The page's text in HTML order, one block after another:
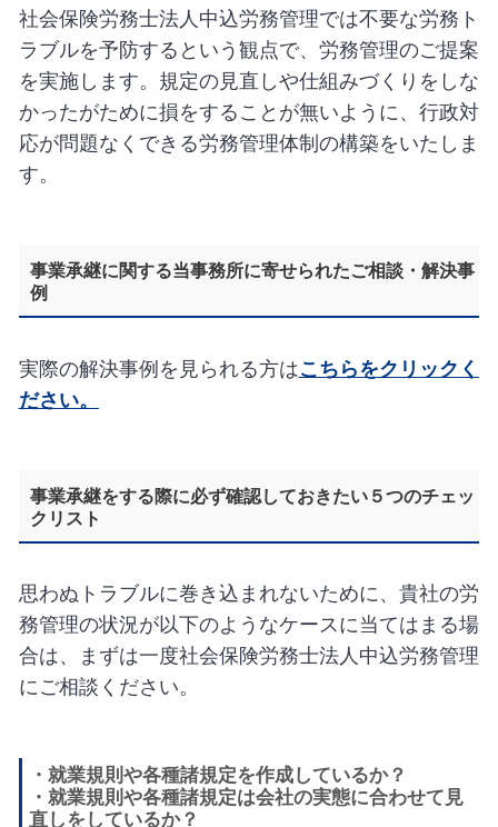
社会保険労務士法人中込労務管理では不要な労務ト
ラブルを予防するという観点で、労務管理のご提案
を実施します。規定の見直しや仕組みづくりをしな
かったがために損をすることが無いように、行政対
応が問題なくできる労務管理体制の構築をいたしま
す。
事業承継に関する当事務所に寄せられたご相談・解決事
例
実際の解決事例を見られる方はこちらをクリックく
ださい。
事業承継をする際に必ず確認しておきたい５つのチェッ
クリスト
思わぬトラブルに巻き込まれないために、貴社の労
務管理の状況が以下のようなケースに当てはまる場
合は、まずは一度社会保険労務士法人中込労務管理
にご相談ください。
・就業規則や各種諸規定を作成しているか？
・就業規則や各種諸規定は会社の実態に合わせて見
直しをしているか？